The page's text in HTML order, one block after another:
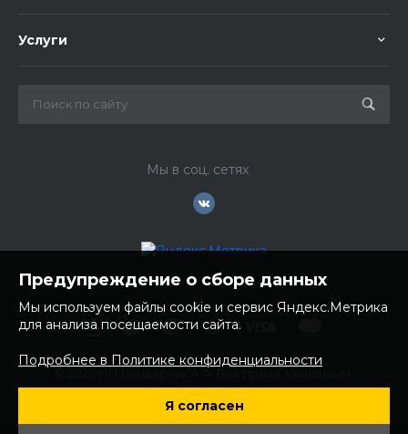
Услуги
Мы в соц. сетях
ИНН: 252100758085
ОГРНИП: 304250236200270
Юр. адрес: 692481 Приморский край, Надеждинский район,
Предупреждение о сборе данных
Мы используем файлы cookie и сервис Яндекс.Метрика
для анализа посещаемости сайта.
Подробнее в Политике конфиденциальности
Я согласен